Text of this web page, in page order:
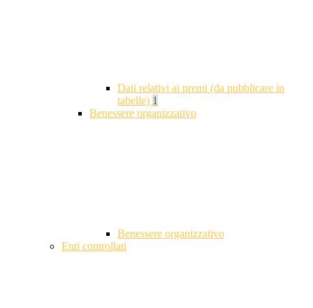
Dati relativi ai premi (da pubblicare in
tabelle) 1
Benessere organizzativo
Benessere organizzativo
Enti controllati